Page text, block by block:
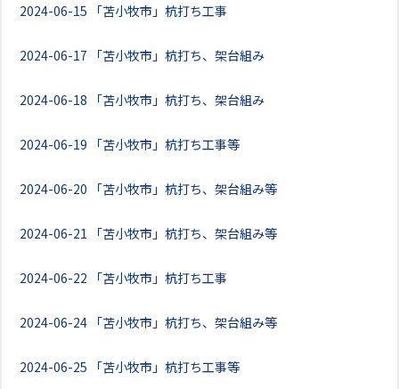
2024-06-15 「苫小牧市」杭打ち工事
2024-06-17 「苫小牧市」杭打ち、架台組み
2024-06-18 「苫小牧市」杭打ち、架台組み
2024-06-19 「苫小牧市」杭打ち工事等
2024-06-20 「苫小牧市」杭打ち、架台組み等
2024-06-21 「苫小牧市」杭打ち、架台組み等
2024-06-22 「苫小牧市」杭打ち工事
2024-06-24 「苫小牧市」杭打ち、架台組み等
2024-06-25 「苫小牧市」杭打ち工事等